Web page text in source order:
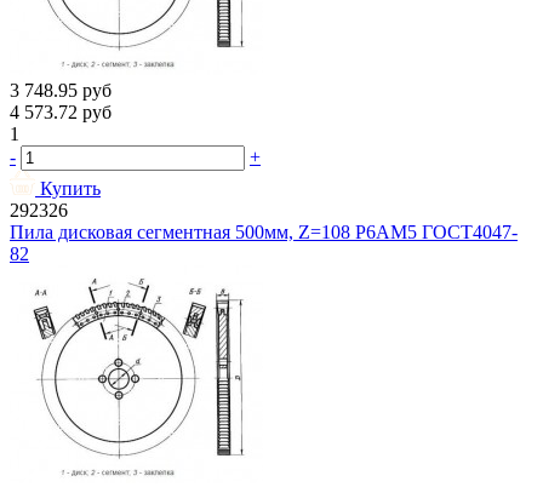
3 748.95 руб
4 573.72 руб
1
-
+
Купить
292326
Пила дисковая сегментная 500мм, Z=108 Р6АМ5 ГОСТ4047-
82